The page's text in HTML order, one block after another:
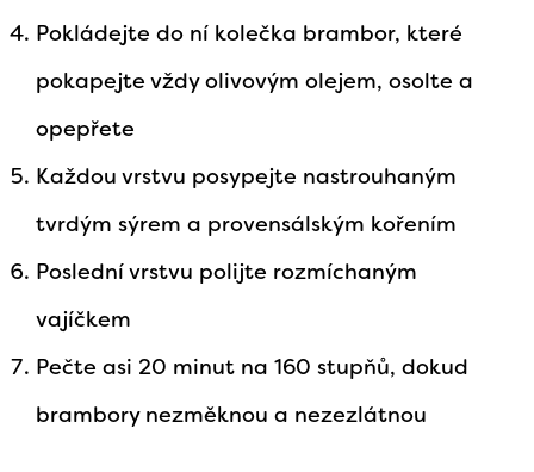
Pokládejte do ní kolečka brambor, které
pokapejte vždy olivovým olejem, osolte a
opepřete
Každou vrstvu posypejte nastrouhaným
tvrdým sýrem a provensálským kořením
Poslední vrstvu polijte rozmíchaným
vajíčkem
Pečte asi 20 minut na 160 stupňů, dokud
brambory nezměknou a nezezlátnou